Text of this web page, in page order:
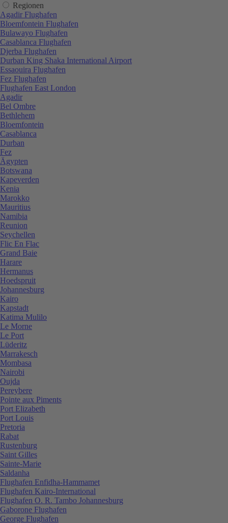
Regionen
Agadir Flughafen
Bloemfontein Flughafen
Bulawayo Flughafen
Casablanca Flughafen
Djerba Flughafen
Durban King Shaka International Airport
Essaouira Flughafen
Fez Flughafen
Flughafen East London
Agadir
Bel Ombre
Bethlehem
Bloemfontein
Casablanca
Durban
Fez
Ägypten
Botswana
Kapeverden
Kenia
Marokko
Mauritius
Namibia
Reunion
Seychellen
Flic En Flac
Grand Baie
Harare
Hermanus
Hoedspruit
Johannesburg
Kairo
Kapstadt
Katima Mulilo
Le Morne
Le Port
Lüderitz
Marrakesch
Mombasa
Nairobi
Oujda
Pereybere
Pointe aux Piments
Port Elizabeth
Port Louis
Pretoria
Rabat
Rustenburg
Saint Gilles
Sainte-Marie
Saldanha
Flughafen Enfidha-Hammamet
Flughafen Kairo-International
Flughafen O. R. Tambo Johannesburg
Gaborone Flughafen
George Flughafen